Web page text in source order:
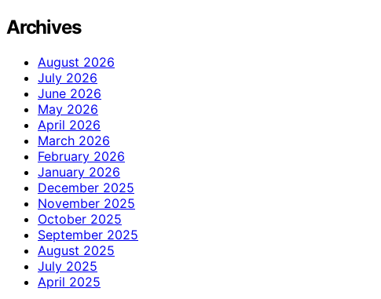
Archives
August 2026
July 2026
June 2026
May 2026
April 2026
March 2026
February 2026
January 2026
December 2025
November 2025
October 2025
September 2025
August 2025
July 2025
April 2025